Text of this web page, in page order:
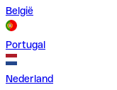
België
Portugal
Nederland